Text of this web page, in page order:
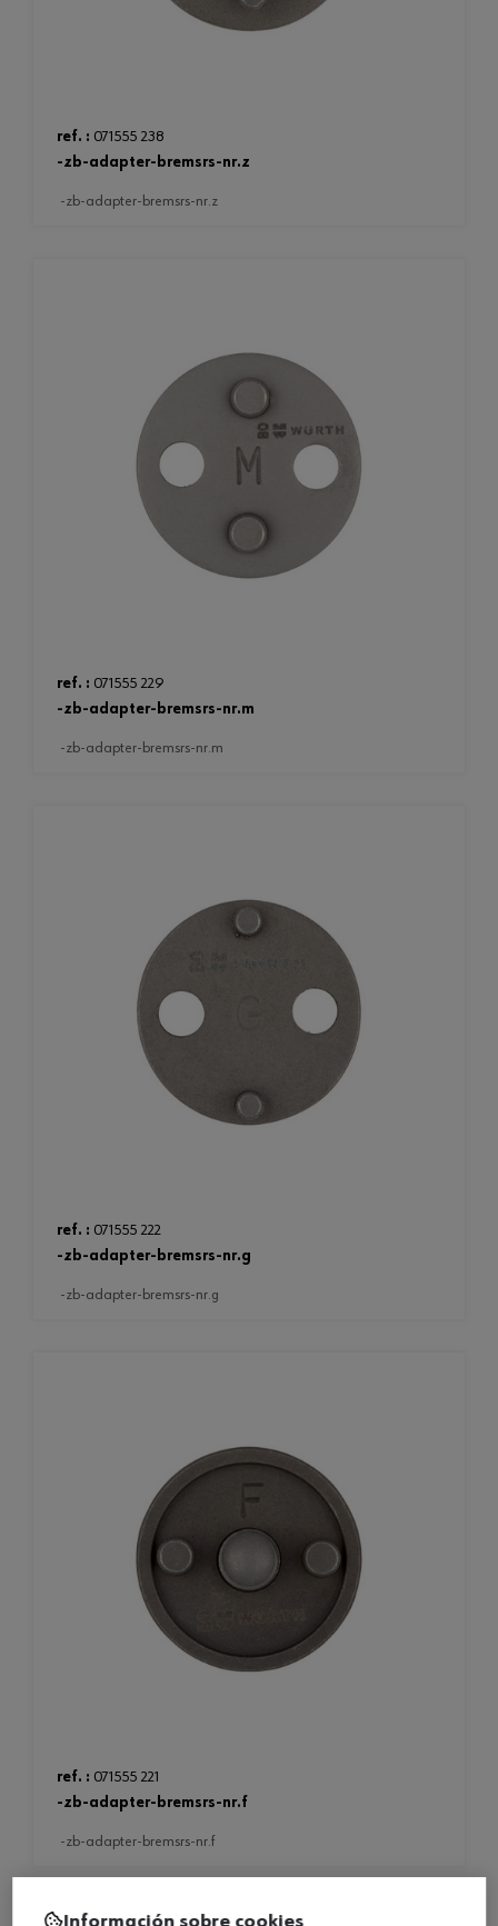
ref. : 071555 238
-zb-adapter-bremsrs-nr.z
-zb-adapter-bremsrs-nr.z
ref. : 071555 229
-zb-adapter-bremsrs-nr.m
-zb-adapter-bremsrs-nr.m
ref. : 071555 222
-zb-adapter-bremsrs-nr.g
-zb-adapter-bremsrs-nr.g
ref. : 071555 221
-zb-adapter-bremsrs-nr.f
-zb-adapter-bremsrs-nr.f
Información sobre cookies